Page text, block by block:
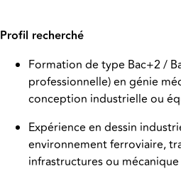
Profil recherché
Formation de type Bac+2 /
professionnelle) en génie
conception industrielle ou
Expérience en dessin
environnement ferroviaire,
infrastructures ou